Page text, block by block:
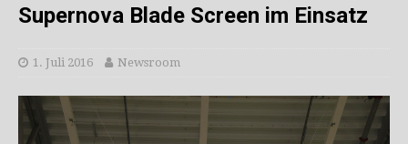
Supernova Blade Screen im Einsatz
1. Juli 2016 Newsroom